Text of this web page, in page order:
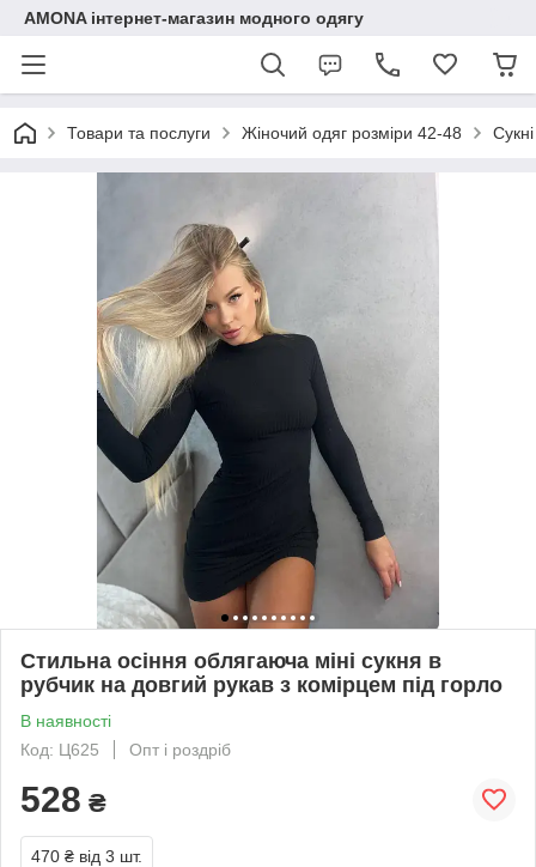
AMONA інтернет-магазин модного одягу
Товари та послуги Жіночий одяг розміри 42-48 Сукні
Стильна осіння облягаюча міні сукня в
рубчик на довгий рукав з комірцем під горло
В наявності
Код: Ц625
Опт і роздріб
528 ₴
470 ₴ від 3 шт.